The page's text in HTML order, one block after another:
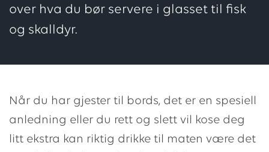
over hva du bør servere i glasset til fisk
og skalldyr.
Når du har gjester til bords, det er en spesiell
anledning eller du rett og slett vil kose deg
litt ekstra kan riktig drikke til maten være det